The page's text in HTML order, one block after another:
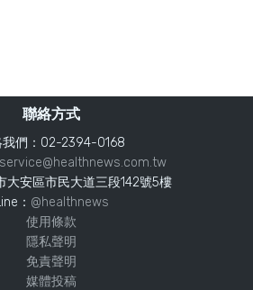
聯絡方式
我們：02-2394-0168
service@healthnews.com.tw
大安區市民大道三段142號5樓
： @healthnews
使用條款
隱私聲明
免責聲明
媒體投稿